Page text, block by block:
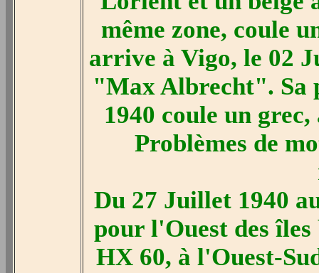
même zone, coule
arrive à Vigo, le 02
"Max Albrecht". Sa
1940 coule un
Problèmes de
Du 27 Juillet 1940
pour l'Ouest des
HX 60, à l'Ouest-